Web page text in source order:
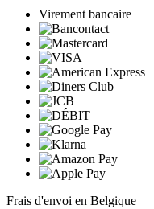
Virement bancaire
Frais d'envoi en Belgique